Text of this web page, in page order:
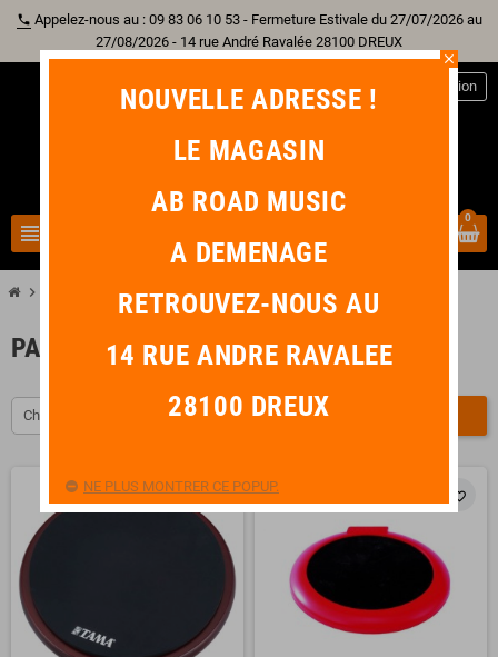
phone Appelez-nous au : 09 83 06 10 53 - Fermeture Estivale du 27/07/2026 au
27/08/2026 - 14 rue André Ravalée 28100 DREUX
view_headline
Connexion
0
chevron_right Pad
PAD
Choisir
favorite_border favorite_border
close
NOUVELLE ADRESSE !
LE MAGASIN
AB ROAD MUSIC
A DEMENAGE
RETROUVEZ-NOUS AU
14 RUE ANDRE RAVALEE
28100 DREUX
NE PLUS MONTRER CE POPUP.